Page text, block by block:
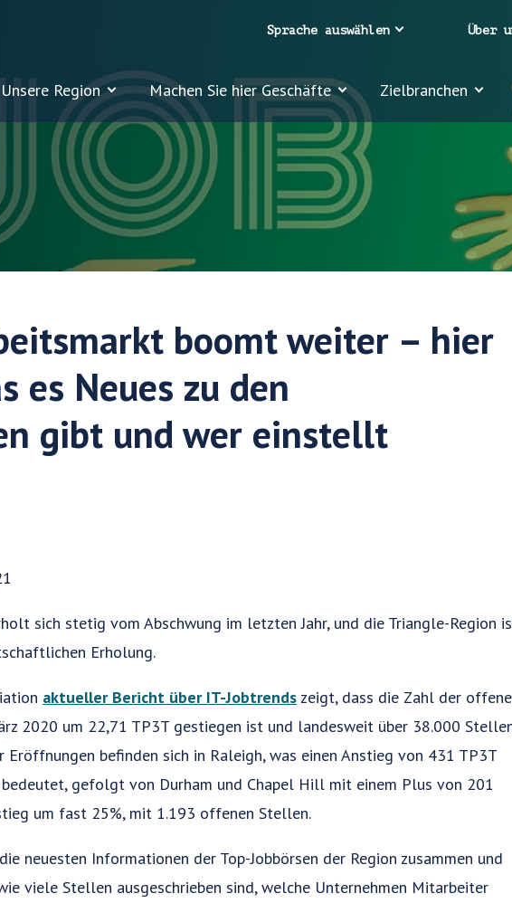
Unsere Region Machen Sie hier Geschäfte Zielbranchen
Über
Sprache auswählen
boomt weiter – hier
es Neues zu den
gibt und wer einstellt
sich stetig vom Abschwung im letzten Jahr, und die Triangle-Region
Erholung.
aktueller Bericht über IT-Jobtrends zeigt, dass die Zahl der
2020 um 22,71 TP3T gestiegen ist und landesweit über 38.000
befinden sich in Raleigh, was einen Anstieg von 431 TP3T
gefolgt von Durham und Chapel Hill mit einem Plus von 201
um fast 25%, mit 1.193 offenen Stellen.
neuesten Informationen der Top-Jobbörsen der Region zusammen und
viele Stellen ausgeschrieben sind, welche Unternehmen Mitarbeiter